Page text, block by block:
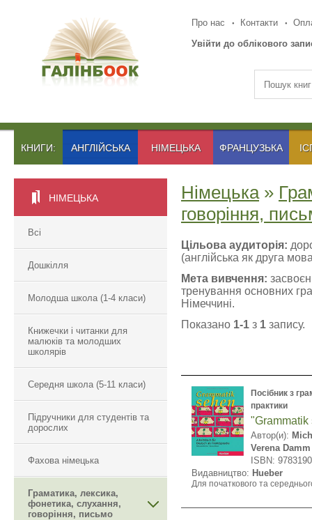
Про нас Контакти
Увійти до облікового
КНИГИ: АНГЛІЙСЬКА НІМЕЦЬКА ФРАНЦУЗЬКА
НІМЕЦЬКА
Всі
Дошкілля
Молодша школа (1-4 класи)
Книжечки і читанки для
малюків та молодших
школярів
Середня школа (5-11 класи)
Підручники для студентів та
дорослих
Фахова німецька
Граматика, лексика,
фонетика, слухання,
говоріння, письмо
Німецька»
говоріння,
Цільова аудиторія:
(англійська як друга
Мета вивчення:
тренування основних
Німеччині.
Показано 1-1 з 1 запису.
Посібник з
практики
"Grammatik
Автор(и):
Verena Damm
ISBN:
Видавництво: Hueber
Для початкового та